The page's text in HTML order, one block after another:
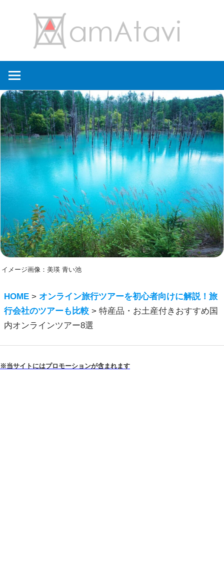
ス
キ
ッ
プ
を
て
→
旅
に
出
う
イメージ画像：美瑛 青い池
HOME > オンライン旅行ツアーを初心者向けに解説！旅
行会社のツアーも比較 >特産品・お土産付きおすすめ国
内オンラインツアー8選
※当サイトにはプロモーションが含まれます